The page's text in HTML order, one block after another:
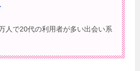
人で20代の利用者が多い出会い系